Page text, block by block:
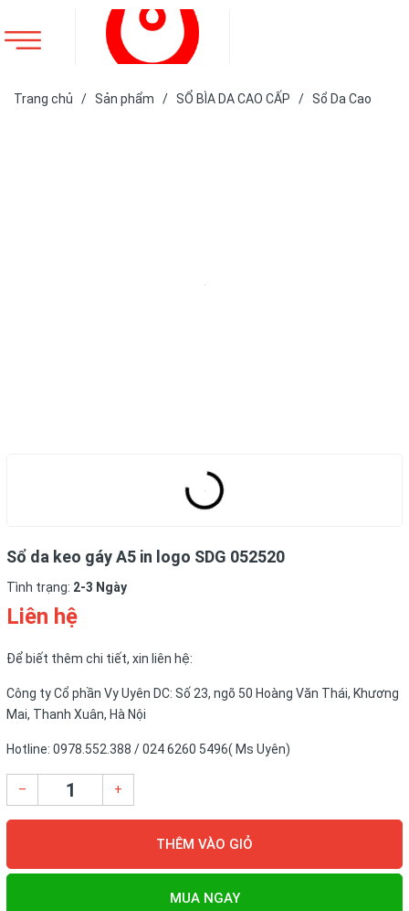
Trang chủ / Sản phẩm / SỔ BÌA DA CAO CẤP / Sổ Da Cao
Sổ da keo gáy A5 in logo SDG 052520
Tình trạng: 2-3 Ngày
Liên hệ
Để biết thêm chi tiết, xin liên hệ:
Công ty Cổ phần Vy Uyên DC: Số 23, ngõ 50 Hoàng Văn Thái, Khương
Mai, Thanh Xuân, Hà Nội
Hotline: 0978.552.388 / 024 6260 5496( Ms Uyên)
– +
THÊM VÀO GIỎ
MUA NGAY